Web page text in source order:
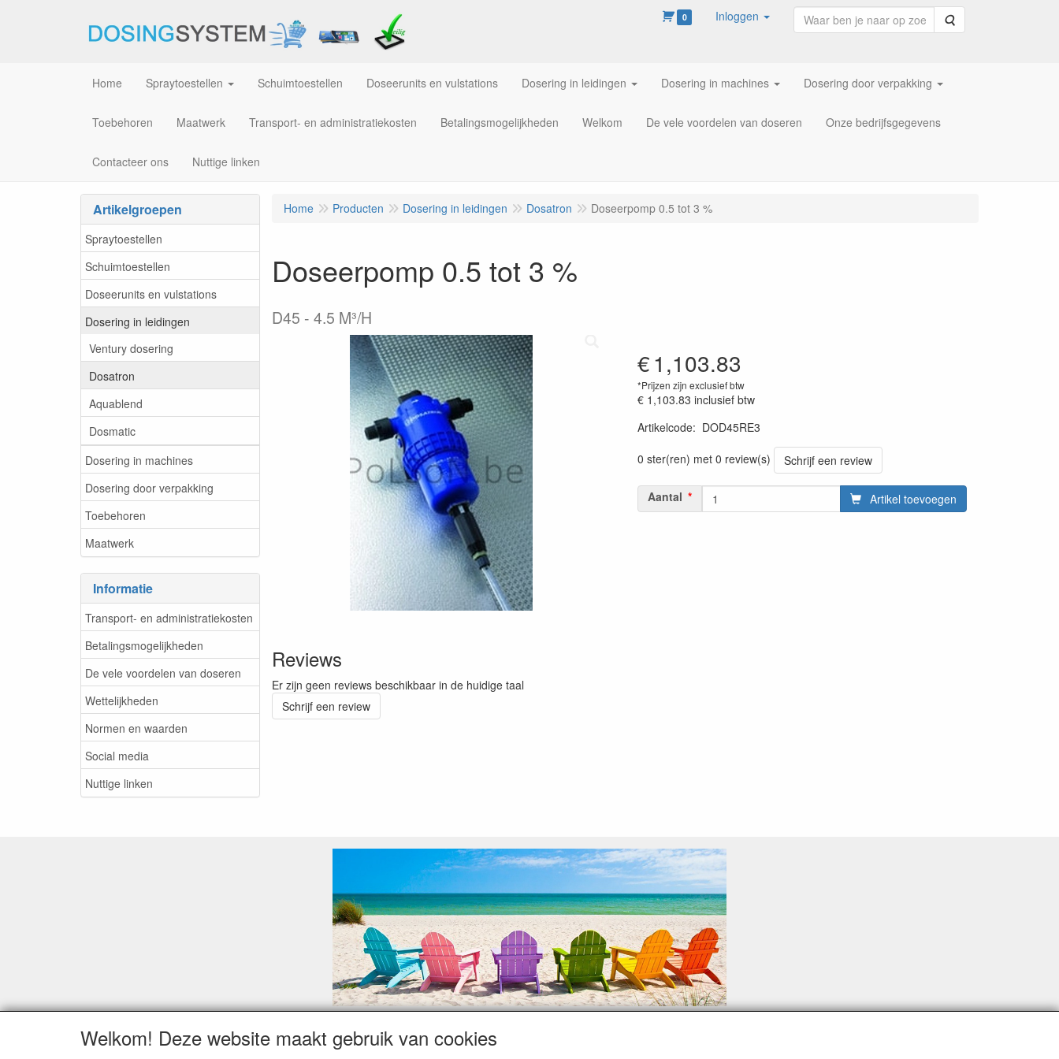
0 Inloggen Zoeken
Home Spraytoestellen Schuimtoestellen Doseerunits en vulstations Dosering in leidingen Dosering in machines Dosering door verpakking
Toebehoren Maatwerk Transport- en administratiekosten Betalingsmogelijkheden Welkom De vele voordelen van doseren Onze bedrijfsgegevens
Contacteer ons Nuttige linken
Artikelgroepen
Spraytoestellen
Schuimtoestellen
Doseerunits en vulstations
Dosering in leidingen
Ventury dosering
Dosatron
Aquablend
Dosmatic
Dosering in machines
Dosering door verpakking
Toebehoren
Maatwerk
Informatie
Transport- en administratiekosten
Betalingsmogelijkheden
De vele voordelen van doseren
Wettelijkheden
Normen en waarden
Social media
Nuttige linken
Home Producten Dosering in leidingen Dosatron Doseerpomp 0.5 tot 3 %
Doseerpomp 0.5 tot 3 %
D45 - 4.5 M³/H
€1,103.83
*Prijzen zijn exclusief btw
€ 1,103.83 inclusief btw
Artikelcode: DOD45RE3
0 ster(ren) met 0 review(s)
Schrijf een review
Aantal Artikel toevoegen
Reviews
Er zijn geen reviews beschikbaar in de huidige taal
Schrijf een review
Geachte klant,
Zoals elk jaar zorgt de verlofperiode, naast een hoop heugelijke momenten van feest en rust, ook de traditionele leveringsproblemen.
Welkom! Deze website maakt gebruik van cookies